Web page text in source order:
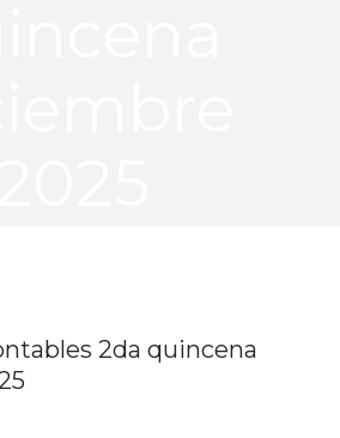
2da quincena